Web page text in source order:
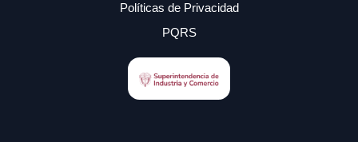
Políticas de Privacidad
PQRS